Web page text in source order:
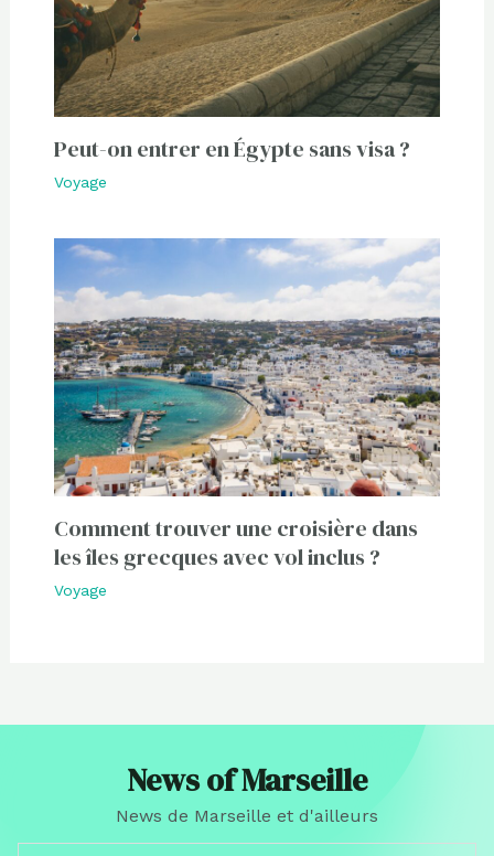
Peut-on entrer en Égypte sans visa ?
Voyage
Comment trouver une croisière dans
les îles grecques avec vol inclus ?
Voyage
News of Marseille
News de Marseille et d'ailleurs